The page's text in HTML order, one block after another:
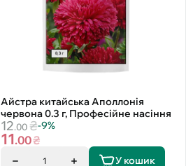
Айстра китайська Аполлонія
червона 0.3 г, Професійне насіння
12.00 ₴-9%
11.00₴
1 У кошик